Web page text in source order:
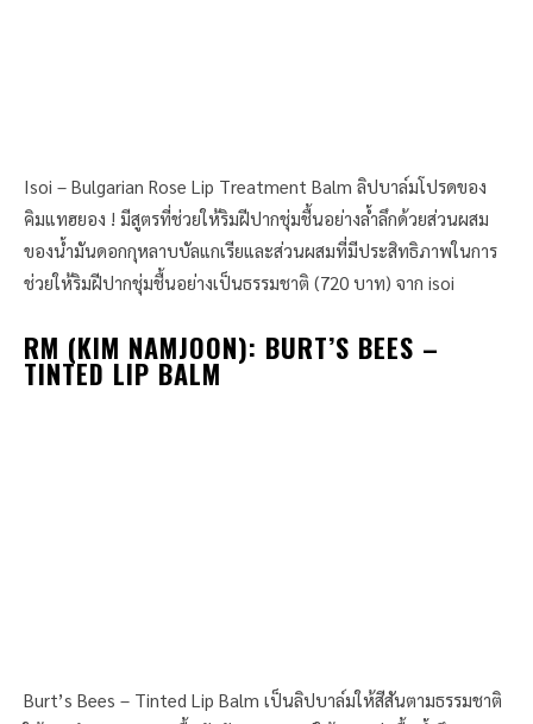
Isoi – Bulgarian Rose Lip Treatment Balm ลิปบาล์มโปรดของ
คิมแทฮยอง​ ! มีสูตรที่ช่วยให้ริมฝีปากชุ่มชื้นอย่างล้ำลึกด้วยส่วนผสม
ของน้ำมันดอกกุหลาบบัลแกเรียและส่วนผสมที่มีประสิทธิภาพในการ
ช่วยให้ริมฝีปากชุ่มชื้นอย่างเป็นธรรมชาติ (720 บาท) จาก isoi
RM (KIM NAMJOON): BURT’S BEES –
TINTED LIP BALM
Burt’s Bees – Tinted Lip Balm เป็นลิปบาล์มให้สีสันตามธรรมชาติ